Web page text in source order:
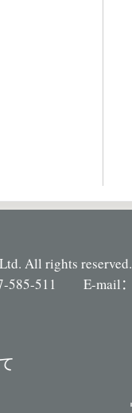
All rights reserved.
585-511 E-mail：